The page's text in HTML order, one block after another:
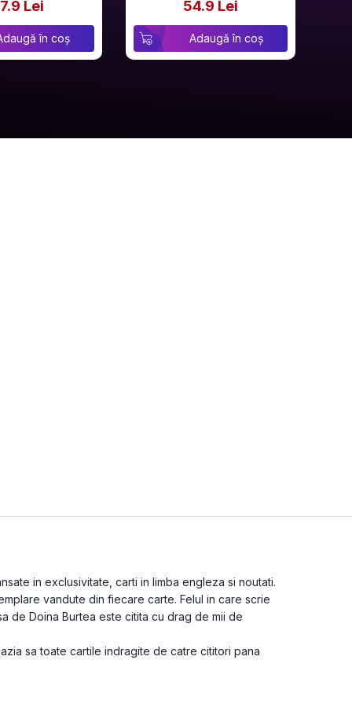
Lei
în coș
54.9 Lei
Adaugă în coș
in exclusivitate, carti in limba engleza si noutati.
vandute din fiecare carte. Felul in care scrie
de Doina Burtea este citita cu drag de mii de
sa toate cartile indragite de catre cititori pana